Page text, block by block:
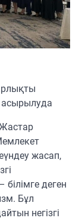
асырылуда
жасап,
деген
Бұл
негізгі